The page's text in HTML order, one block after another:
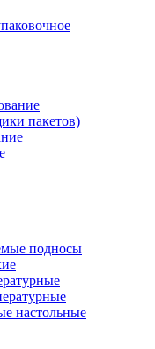
пакетов)
подносы
настольные